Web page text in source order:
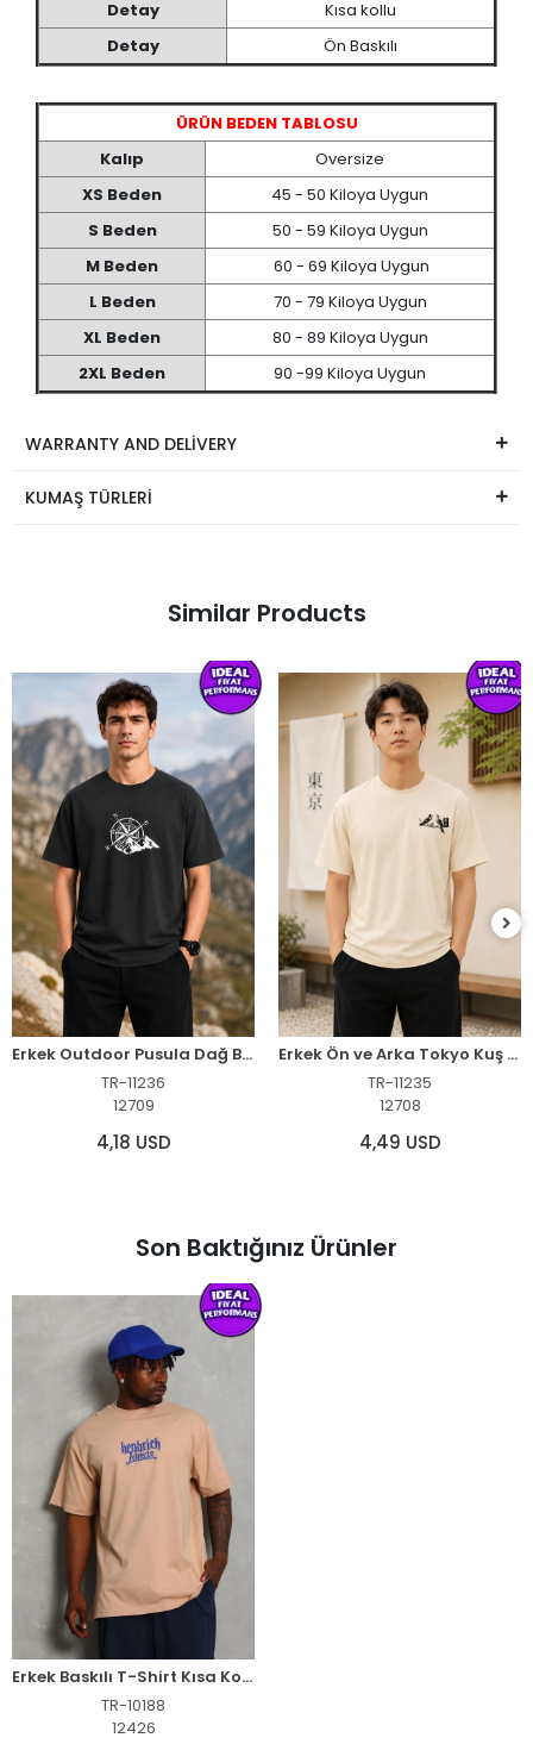
Detay
Kısa kollu
Detay
Ön Baskılı
ÜRÜN BEDEN TABLOSU
Kalıp
Oversize
XS Beden
45 - 50 Kiloya Uygun
S Beden
50 - 59 Kiloya Uygun
M Beden
60 - 69 Kiloya Uygun
L Beden
70 - 79 Kiloya Uygun
XL Beden
80 - 89 Kiloya Uygun
2XL Beden
90 -99 Kiloya Uygun
WARRANTY AND DELİVERY
KUMAŞ TÜRLERİ
Similar Products
Erkek Outdoor Pusula Dağ Baskılı Kısa Kollu Oversize T-Shirt - Siyah
TR-11236
12709
4,18 USD
Erkek Ön ve Arka Tokyo Kuş Çiçek Baskılı Oversize T-Shirt - Ekru
TR-11235
12708
4,49 USD
Son Baktığınız Ürünler
Erkek Baskılı T-Shirt Kısa Kol Bisiklet Yaka Regular Fit Tişört - Bej
TR-10188
12426